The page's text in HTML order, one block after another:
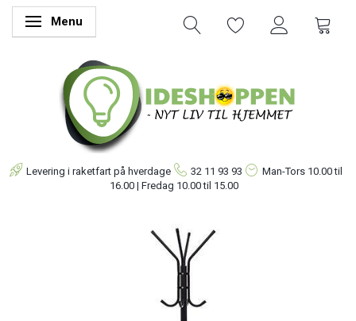
Skifte navigation
Menu
Levering i raketfart på hverdage 32 11 93 93 Man-Tors 10.00 til
16.00 | Fredag 10.00 til 15.00